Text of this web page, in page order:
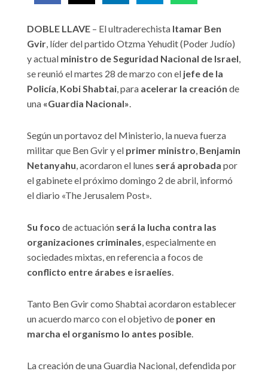
DOBLE LLAVE – El ultraderechista Itamar Ben
Gvir, líder del partido Otzma Yehudit (Poder Judío)
y actual ministro de Seguridad Nacional de Israel,
se reunió el martes 28 de marzo con el jefe de la
Policía, Kobi Shabtai, para acelerar la creación de
una «Guardia Nacional».
Según un portavoz del Ministerio, la nueva fuerza
militar que Ben Gvir y el primer ministro, Benjamin
Netanyahu, acordaron el lunes será aprobada por
el gabinete el próximo domingo 2 de abril, informó
el diario «The Jerusalem Post».
Su foco de actuación será la lucha contra las
organizaciones criminales, especialmente en
sociedades mixtas, en referencia a focos de
conflicto entre árabes e israelíes.
Tanto Ben Gvir como Shabtai acordaron establecer
un acuerdo marco con el objetivo de poner en
marcha el organismo lo antes posible.
La creación de una Guardia Nacional, defendida por